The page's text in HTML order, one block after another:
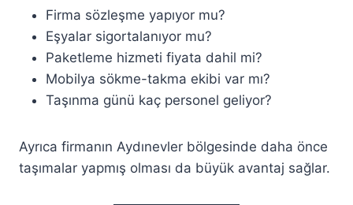
Firma sözleşme yapıyor mu?
Eşyalar sigortalanıyor mu?
Paketleme hizmeti fiyata dahil mi?
Mobilya sökme-takma ekibi var mı?
Taşınma günü kaç personel geliyor?
Ayrıca firmanın Aydınevler bölgesinde daha önce
taşımalar yapmış olması da büyük avantaj sağlar.